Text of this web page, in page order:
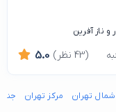
و ناز آفرین
5.0 (43 نظر)
شمال تهران مرکز تهران